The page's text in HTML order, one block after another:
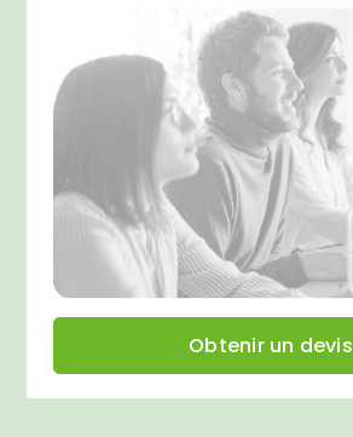
Obtenir un devis